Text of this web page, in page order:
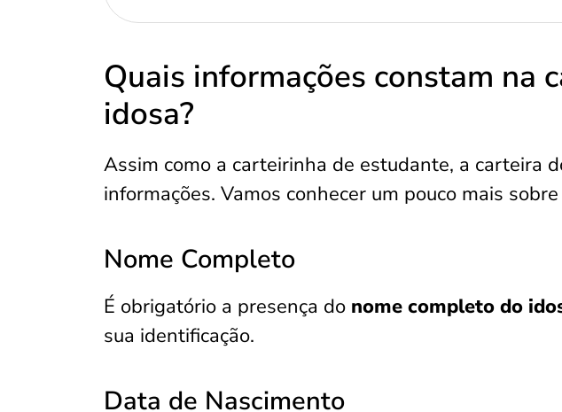
Quais informações constam na
idosa?
Assim como a carteirinha de estudante, a carteira
informações. Vamos conhecer um pouco mais
Nome Completo
É obrigatório a presença do nome completo do
sua identificação.
Data de Nascimento